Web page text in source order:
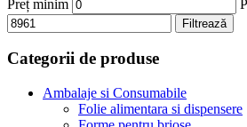
Preț minim
Filtrează
Categorii de produse
Ambalaje si Consumabile
Folie alimentara si dispensere